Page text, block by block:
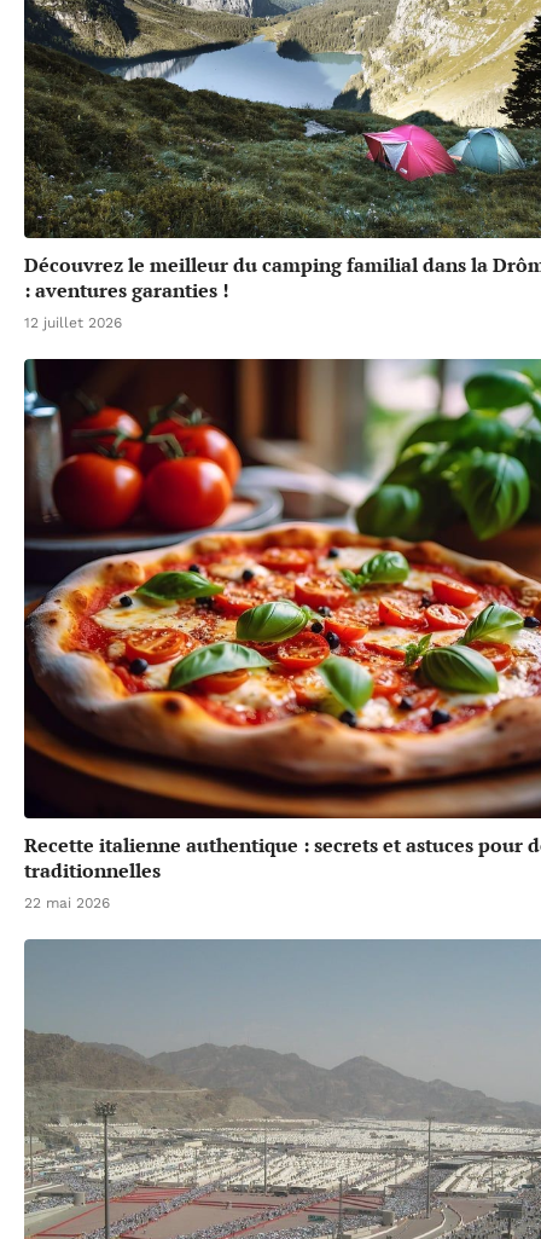
Découvrez le meilleur du camping familial dans la
: aventures garanties !
12 juillet 2026
Recette italienne authentique : secrets et astuces pour
traditionnelles
22 mai 2026